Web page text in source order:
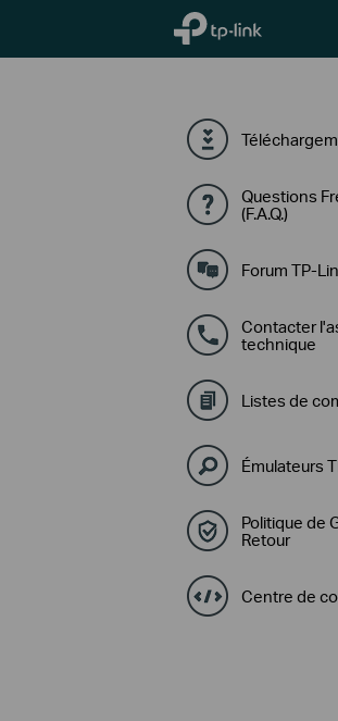
TP-Link, Reliably Smart
Questions
(F.A.Q.)
Forum TP-
Contacter
technique
Listes de
Émulateurs
Politique de
Retour
Centre de